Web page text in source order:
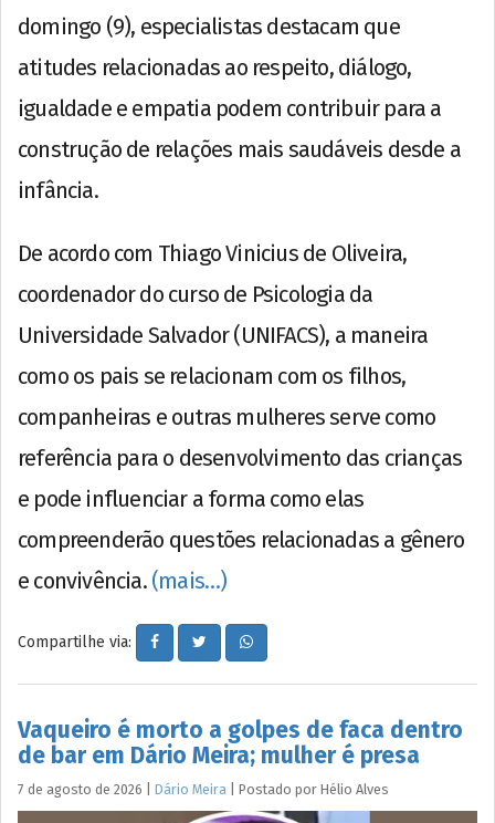
domingo (9), especialistas destacam que
atitudes relacionadas ao respeito, diálogo,
igualdade e empatia podem contribuir para a
construção de relações mais saudáveis desde a
infância.
De acordo com Thiago Vinicius de Oliveira,
coordenador do curso de Psicologia da
Universidade Salvador (UNIFACS), a maneira
como os pais se relacionam com os filhos,
companheiras e outras mulheres serve como
referência para o desenvolvimento das crianças
e pode influenciar a forma como elas
compreenderão questões relacionadas a gênero
e convivência. (mais…)
Compartilhe via:
Vaqueiro é morto a golpes de faca dentro
de bar em Dário Meira; mulher é presa
7 de agosto de 2026 Dário Meira Postado por Hélio Alves